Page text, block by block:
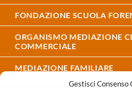
Gestisci Consenso
FONDAZIONE SCUOLA
ORGANISMO MEDIAZIONE
COMMERCIALE
MEDIAZIONE FAMILIARE